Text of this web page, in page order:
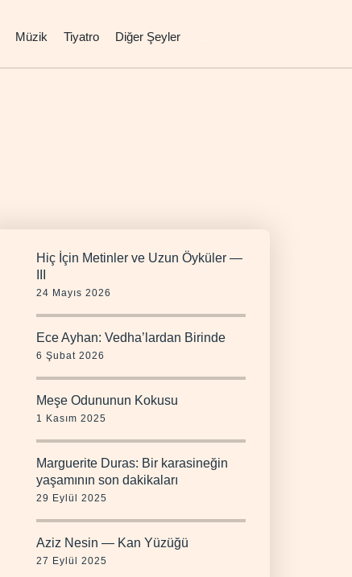
Müzik Tiyatro Diğer Şeyler
Hiç İçin Metinler ve Uzun Öyküler —
24 Mayıs 2026
Ece Ayhan: Vedha’lardan Birinde
6 Şubat 2026
Meşe Odununun Kokusu
1 Kasım 2025
Marguerite Duras: Bir karasineğin
yaşamının son dakikaları
29 Eylül 2025
Aziz Nesin — Kan Yüzüğü
27 Eylül 2025